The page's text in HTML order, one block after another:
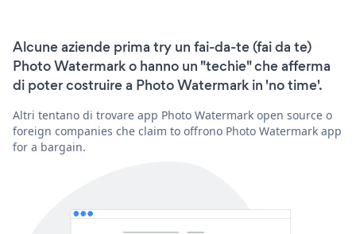
Alcune aziende prima try un fai-da-te (fai da te)
Photo Watermark o hanno un "techie" che afferma
di poter costruire a Photo Watermark in 'no time'.
Altri tentano di trovare app Photo Watermark open source o
foreign companies che claim to offrono Photo Watermark app
for a bargain.